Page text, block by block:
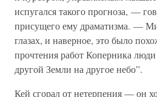
испугался такого прогноза, —
присущего ему драматизма. —
глазах, и наверное, это было
прочтения работ Коперника
другой Земли на другое небо”.
Кей сгорал от нетерпения — он